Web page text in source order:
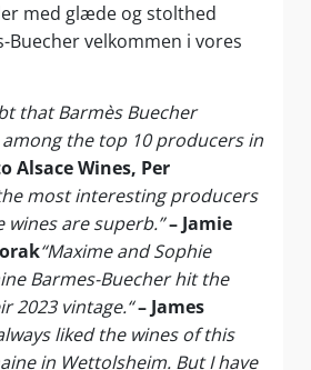
med glæde og stolthed
Buecher velkommen i vores
that Barmès Buecher
among the top 10 producers in
Alsace Wines, Per
most interesting producers
wines are superb.” – Jamie
“Maxime and Sophie
Barmes-Buecher hit the
2023 vintage.“ – James
liked the wines of this
in Wettolsheim. But I have